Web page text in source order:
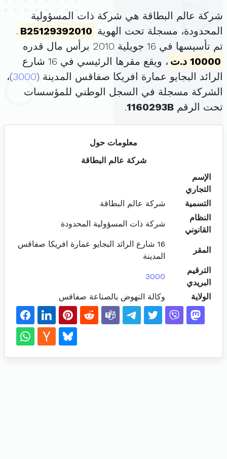
شركة عالم البطاقة هي شركة ذات المسؤولية
المحدودة، مسجلة تحت الهوية B25129392010
.
تم تأسيسها في 16 جويلية 2010 برأس مال قدره
10000 د.ت
، ويقع مقرها الرئيسي في 16 شارع
الرائد البجايو عمارة افريكا صفاقس المدينة (3000)،
الشركة مسجلة في السجل الوطني للمؤسسات
تحت الرقم 1160293B
.
معلومات حول
شركة عالم البطاقة
الإسم
التجاري
التسمية
شركة عالم البطاقة
النظام
القانوني
شركة ذات المسؤولية المحدودة
المقر
16 شارع الرائد البجايو عمارة افريكا صفاقس
المدينة
الترقيم
البريدي
3000
الولاية وكالة النهوض بالصناعة صفاقس